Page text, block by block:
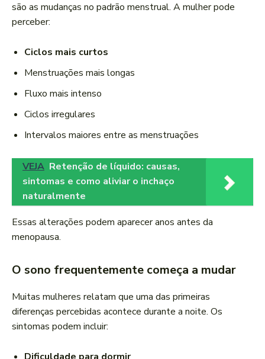
são as mudanças no padrão menstrual. A mulher pode
perceber:
Ciclos mais curtos
Menstruações mais longas
Fluxo mais intenso
Ciclos irregulares
Intervalos maiores entre as menstruações
VEJA Retenção de líquido: causas,
sintomas e como aliviar o inchaço
naturalmente
Essas alterações podem aparecer anos antes da
menopausa.
O sono frequentemente começa a mudar
Muitas mulheres relatam que uma das primeiras
diferenças percebidas acontece durante a noite. Os
sintomas podem incluir: